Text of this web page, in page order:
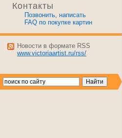
Контакты
Позвонить, написать
FAQ по покупке картин
Новости в формате RSS
www.victoriaartist.ru/rss/